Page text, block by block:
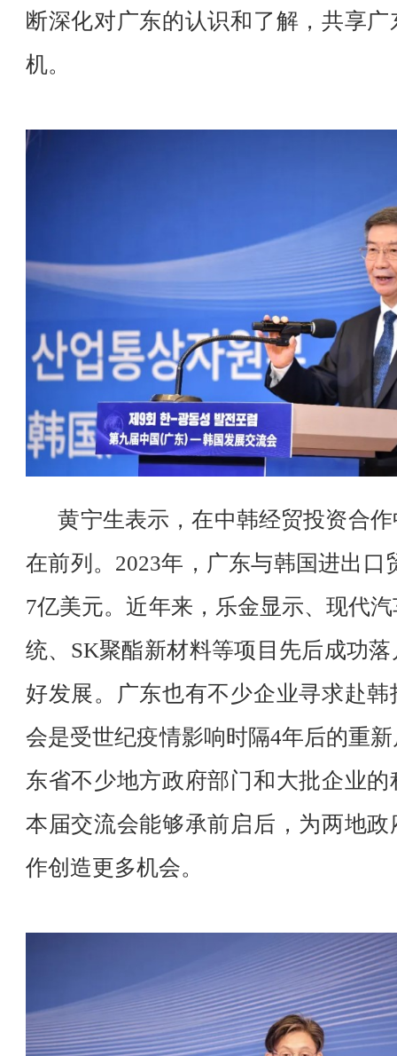
断深化对广东的认识和了解，共享
机。
黄宁生表示，在中韩经贸投资合
在前列。2023年，广东与韩国进出口
7亿美元。近年来，乐金显示、现代
统、SK聚酯新材料等项目先后成功
好发展。广东也有不少企业寻求赴
会是受世纪疫情影响时隔4年后的重
东省不少地方政府部门和大批企业
本届交流会能够承前启后，为两地
作创造更多机会。